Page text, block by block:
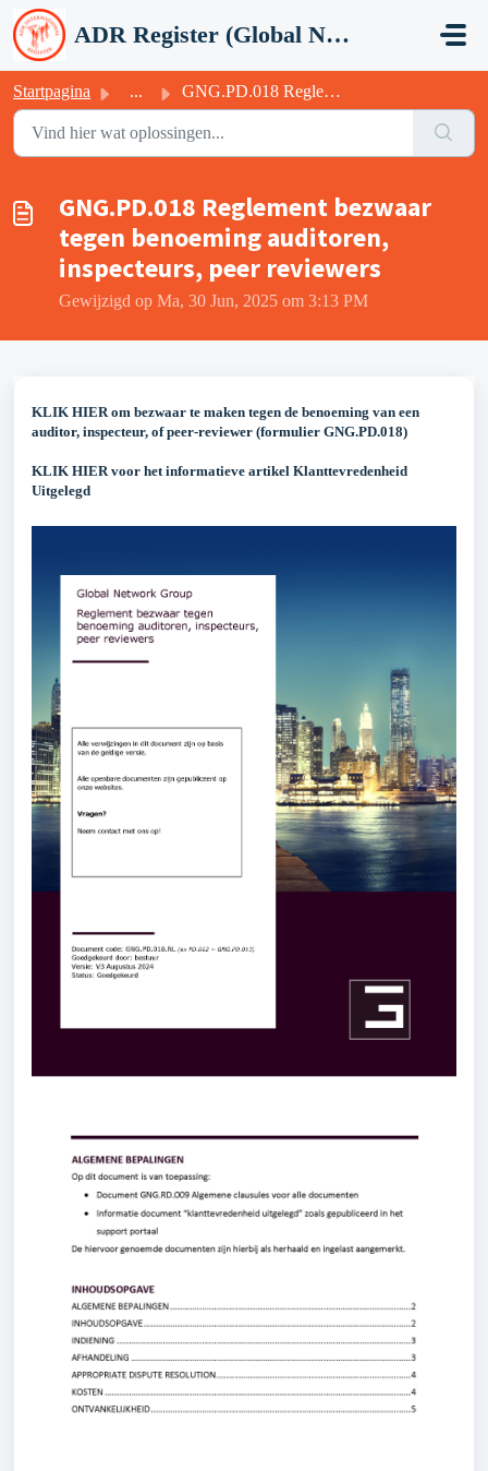
Doorgaan naar hoofdinhoud
ADR Register (Global Network Group)
Startpagina ... GNG.PD.018 Reglement bezwaar tegen benoeming auditoren, i...
GNG.PD.018 Reglement bezwaar
tegen benoeming auditoren,
inspecteurs, peer reviewers
Gewijzigd op Ma, 30 Jun, 2025 om 3:13 PM
KLIK HIER om bezwaar te maken tegen de benoeming van een
auditor, inspecteur, of peer-reviewer (formulier GNG.PD.018)
KLIK HIER voor het informatieve artikel Klanttevredenheid
Uitgelegd